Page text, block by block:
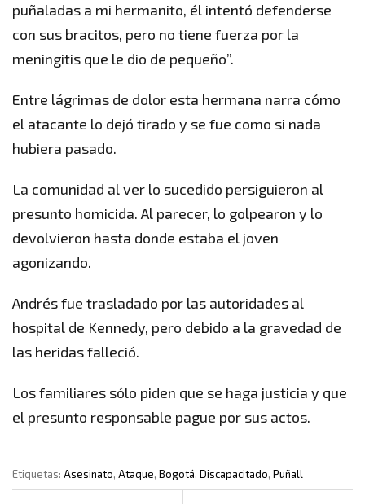
puñaladas a mi hermanito, él intentó defenderse
con sus bracitos, pero no tiene fuerza por la
meningitis que le dio de pequeño”.
Entre lágrimas de dolor esta hermana narra cómo
el atacante lo dejó tirado y se fue como si nada
hubiera pasado.
La comunidad al ver lo sucedido persiguieron al
presunto homicida. Al parecer, lo golpearon y lo
devolvieron hasta donde estaba el joven
agonizando.
Andrés fue trasladado por las autoridades al
hospital de Kennedy, pero debido a la gravedad de
las heridas falleció.
Los familiares sólo piden que se haga justicia y que
el presunto responsable pague por sus actos.
Etiquetas: Asesinato, Ataque, Bogotá, Discapacitado, Puñall